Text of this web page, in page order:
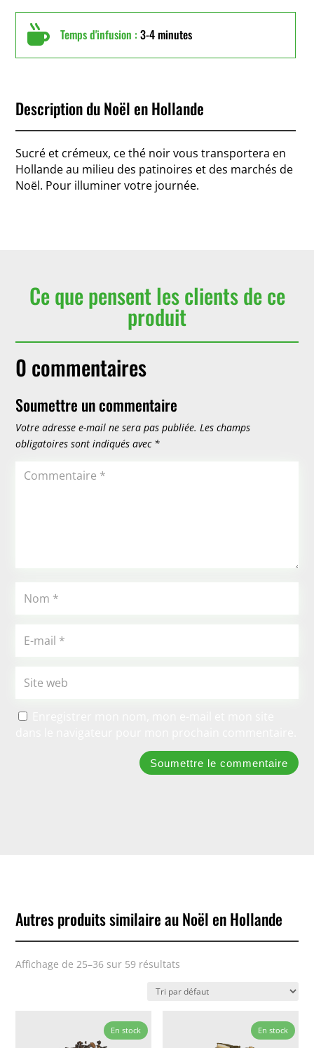
 Temps d'infusion : 3-4 minutes
Description du Noël en Hollande
Sucré et crémeux, ce thé noir vous transportera en
Hollande au milieu des patinoires et des marchés de
Noël. Pour illuminer votre journée.
Ce que pensent les clients de ce
produit
0 commentaires
Soumettre un commentaire
Votre adresse e-mail ne sera pas publiée. Les champs
obligatoires sont indiqués avec *
Soumettre le commentaire
Autres produits similaire au Noël en Hollande
Affichage de 25–36 sur 59 résultats
En stock En stock